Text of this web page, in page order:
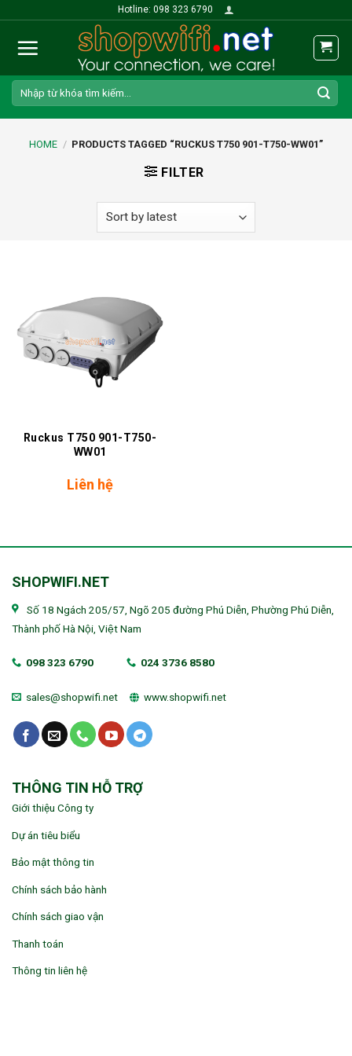
content
Hotline: 098 323 6790
Search
for:
HOME / PRODUCTS TAGGED “RUCKUS T750 901-T750-WW01”
FILTER
Ruckus T750 901-T750-
WW01
Liên hệ
SHOPWIFI.NET
Số 18 Ngách 205/57, Ngõ 205 đường Phú Diễn, Phường Phú Diễn,
Thành phố Hà Nội, Việt Nam
098 323 6790 024 3736 8580
sales@shopwifi.net www.shopwifi.net
THÔNG TIN HỖ TRỢ
Giới thiệu Công ty
Dự án tiêu biểu
Bảo mật thông tin
Chính sách bảo hành
Chính sách giao vận
Thanh toán
Thông tin liên hệ